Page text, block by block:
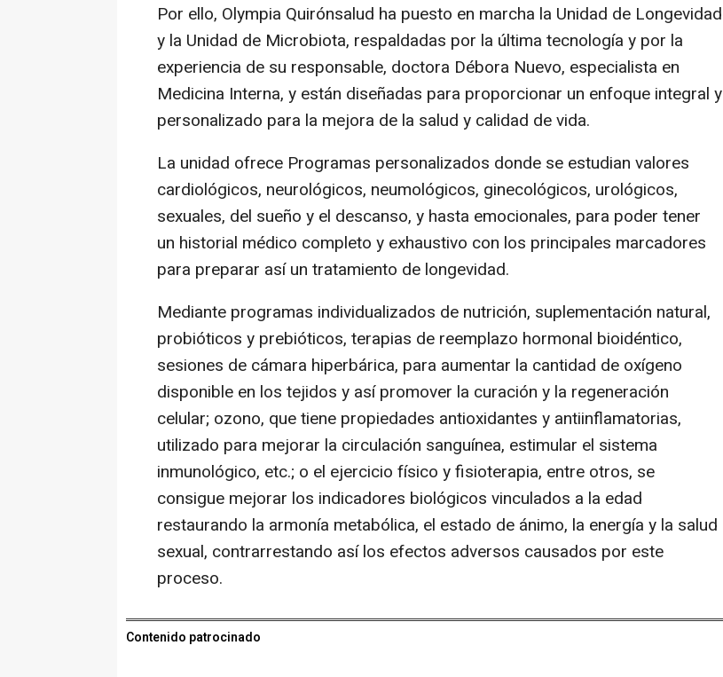
Por ello, Olympia Quirónsalud ha puesto en marcha la Unidad de Longevidad
y la Unidad de Microbiota, respaldadas por la última tecnología y por la
experiencia de su responsable, doctora Débora Nuevo, especialista en
Medicina Interna, y están diseñadas para proporcionar un enfoque integral y
personalizado para la mejora de la salud y calidad de vida.
La unidad ofrece Programas personalizados donde se estudian valores
cardiológicos, neurológicos, neumológicos, ginecológicos, urológicos,
sexuales, del sueño y el descanso, y hasta emocionales, para poder tener
un historial médico completo y exhaustivo con los principales marcadores
para preparar así un tratamiento de longevidad.
Mediante programas individualizados de nutrición, suplementación natural,
probióticos y prebióticos, terapias de reemplazo hormonal bioidéntico,
sesiones de cámara hiperbárica, para aumentar la cantidad de oxígeno
disponible en los tejidos y así promover la curación y la regeneración
celular; ozono, que tiene propiedades antioxidantes y antiinflamatorias,
utilizado para mejorar la circulación sanguínea, estimular el sistema
inmunológico, etc.; o el ejercicio físico y fisioterapia, entre otros, se
consigue mejorar los indicadores biológicos vinculados a la edad
restaurando la armonía metabólica, el estado de ánimo, la energía y la salud
sexual, contrarrestando así los efectos adversos causados por este
proceso.
Contenido patrocinado